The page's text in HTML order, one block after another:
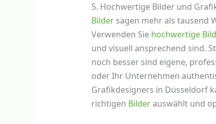
5. Hochwertige Bilder und
Bildersagen mehr als tausend
Verwenden Sie hochwertige
und visuell ansprechend sind.
noch besser sind eigene,
oder Ihr Unternehmen
Grafikdesigners in Düsseldorf
richtigen Bilderauswählt und